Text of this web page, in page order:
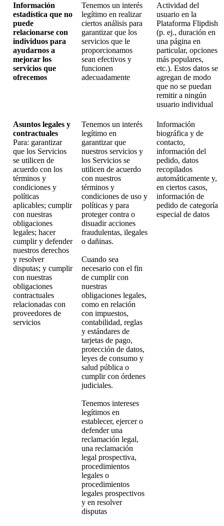
Información
estadística que no
puede
relacionarse con
individuos para
ayudarnos a
mejorar los
servicios que
ofrecemos
Tenemos un interés
legítimo en realizar
ciertos análisis para
garantizar que los
servicios que le
proporcionamos
sean efectivos y
funcionen
adecuadamente
Actividad del
usuario en la
Plataforma Flipdish
(p. ej., duración en
una página en
particular, opciones
más populares,
etc.). Estos datos se
agregan de modo
que no se puedan
remitir a ningún
usuario individual
Asuntos legales y
contractuales
Para: garantizar
que los Servicios
se utilicen de
acuerdo con los
términos y
condiciones y
políticas
aplicables; cumplir
con nuestras
obligaciones
legales; hacer
cumplir y defender
nuestros derechos
y resolver
disputas; y cumplir
con nuestras
obligaciones
contractuales
relacionadas con
proveedores de
servicios
Tenemos un interés
legítimo en
garantizar que
nuestros servicios y
los Servicios se
utilicen de acuerdo
con nuestros
términos y
condiciones de uso y
políticas y para
proteger contra o
disuadir acciones
fraudulentas, ilegales
o dañinas.
Cuando sea
necesario con el fin
de cumplir con
nuestras
obligaciones legales,
como en relación
con impuestos,
contabilidad, reglas
y estándares de
tarjetas de pago,
protección de datos,
leyes de consumo y
salud pública o
cumplir con órdenes
judiciales.
Tenemos intereses
legítimos en
establecer, ejercer o
defender una
reclamación legal,
una reclamación
legal prospectiva,
procedimientos
legales o
procedimientos
legales prospectivos
y en resolver
disputas
Información
biográfica y de
contacto,
información del
pedido, datos
recopilados
automáticamente y,
en ciertos casos,
información de
pedido de categoría
especial de datos